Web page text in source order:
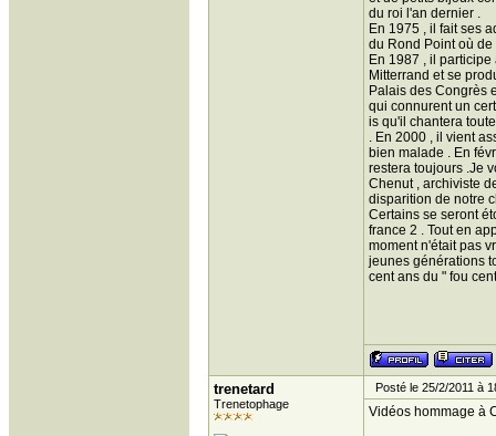
du roi l'an dernier .
En 1975 , il fait ses
du Rond Point où
En 1987 , il
Mitterrand et se
Palais des Congrès
qui connurent un
is qu'il chantera
. En 2000 , il vient
bien malade . En
restera toujours .Je
Chenut , archiviste
disparition de notre
Certains se seront
france 2 . Tout en
moment n'était pas
jeunes générations
cent ans du " fou
trenetard
Trenetophage
Posté le 25/2/2011 à
Vidéos hommage à